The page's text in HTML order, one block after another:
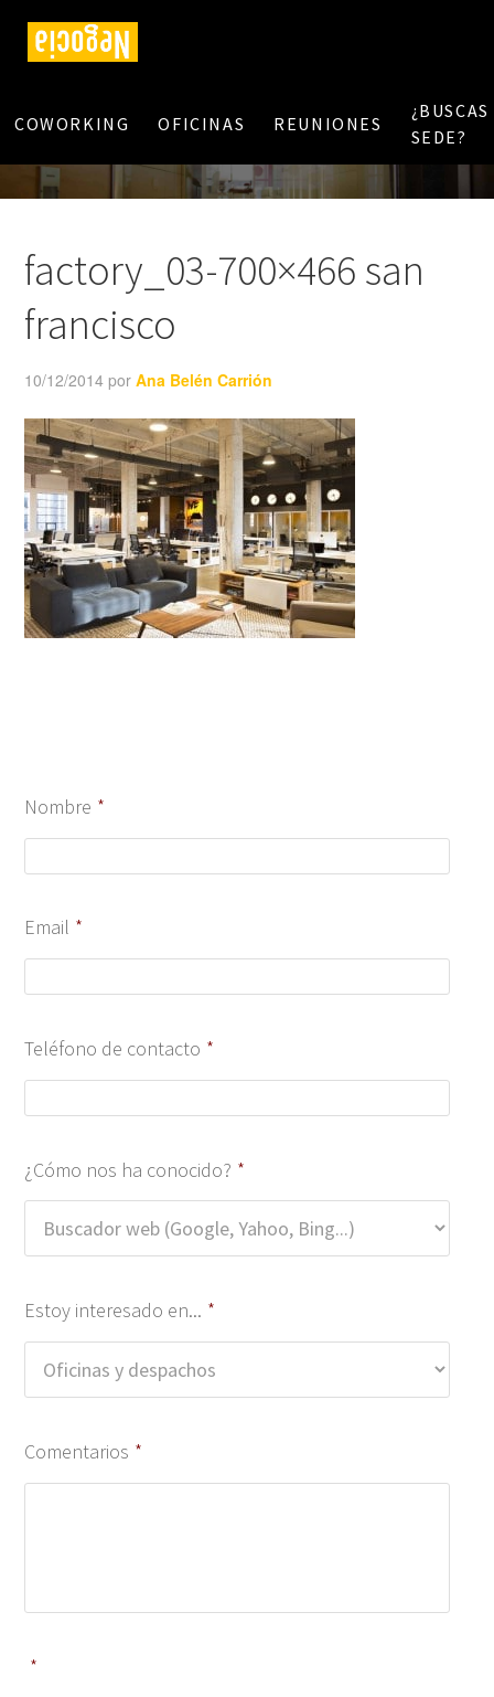
COWORKING OFICINAS REUNIONES
¿BUSCAS
SEDE?
factory_03-700×466 san
francisco
10/12/2014 porAna Belén Carrión
Nombre *
Email *
Teléfono de contacto *
¿Cómo nos ha conocido? *
Estoy interesado en... *
Comentarios *
*